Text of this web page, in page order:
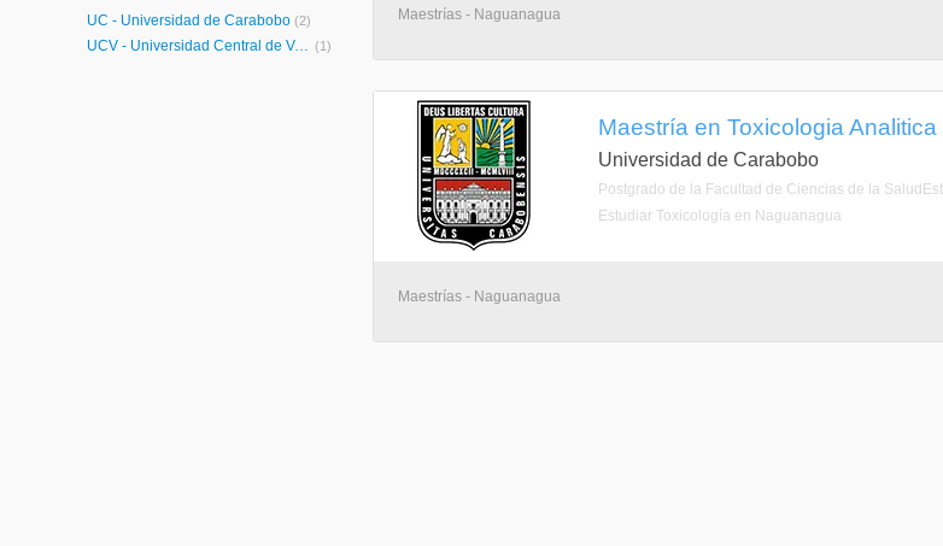
UC - Universidad de Carabobo (2)
UCV - Universidad Central de Venezuela (1)
Maestrías - Naguanagua
Maestría en Toxicologia
Universidad de Carabobo
Postgrado de la Facultad de Ciencias de la
Estudiar Toxicología en Naguanagua
Maestrías - Naguanagua